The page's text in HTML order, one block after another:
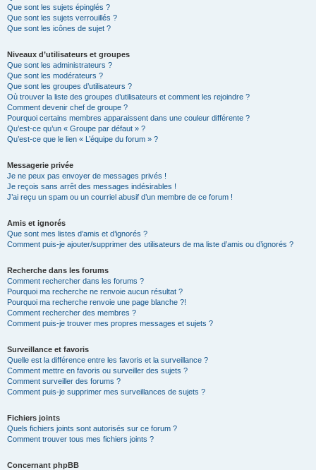
Que sont les sujets épinglés ?
Que sont les sujets verrouillés ?
Que sont les icônes de sujet ?
Niveaux d’utilisateurs et groupes
Que sont les administrateurs ?
Que sont les modérateurs ?
Que sont les groupes d’utilisateurs ?
Où trouver la liste des groupes d’utilisateurs et comment les rejoindre ?
Comment devenir chef de groupe ?
Pourquoi certains membres apparaissent dans une couleur différente ?
Qu’est-ce qu’un « Groupe par défaut » ?
Qu’est-ce que le lien « L’équipe du forum » ?
Messagerie privée
Je ne peux pas envoyer de messages privés !
Je reçois sans arrêt des messages indésirables !
J’ai reçu un spam ou un courriel abusif d’un membre de ce forum !
Amis et ignorés
Que sont mes listes d’amis et d’ignorés ?
Comment puis-je ajouter/supprimer des utilisateurs de ma liste d’amis ou d’ignorés ?
Recherche dans les forums
Comment rechercher dans les forums ?
Pourquoi ma recherche ne renvoie aucun résultat ?
Pourquoi ma recherche renvoie une page blanche ?!
Comment rechercher des membres ?
Comment puis-je trouver mes propres messages et sujets ?
Surveillance et favoris
Quelle est la différence entre les favoris et la surveillance ?
Comment mettre en favoris ou surveiller des sujets ?
Comment surveiller des forums ?
Comment puis-je supprimer mes surveillances de sujets ?
Fichiers joints
Quels fichiers joints sont autorisés sur ce forum ?
Comment trouver tous mes fichiers joints ?
Concernant phpBB